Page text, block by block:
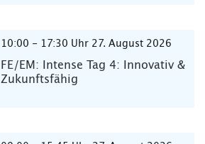
10:00 - 17:30 Uhr 27. August 2026
FE/EM: Intense Tag 4: Innovativ &
Zukunftsfähig